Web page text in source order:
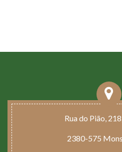
Rua do Pião,
2380-575